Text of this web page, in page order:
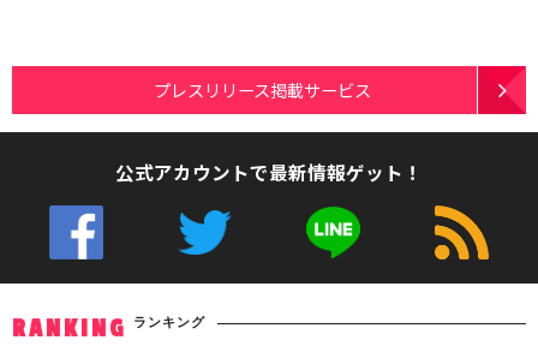
プレスリリース掲載サービス
公式アカウントで最新情報ゲット！
RANKING ランキング